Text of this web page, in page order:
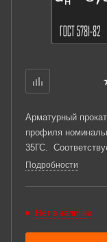
Арматурный
профиля
35ГС.
Подробности
Нет в наличии